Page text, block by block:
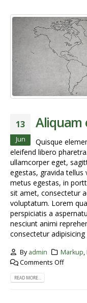
13
Jun
Quisque
eleifend libero
ullamcorper eget,
egestas, gravida
metus egestas, in
sit amet, consectetur
voluptatum. Lorem
perspiciatis a
nesciunt animi
consectetur
Byadmin Markup,
Comments Off
READ MORE...